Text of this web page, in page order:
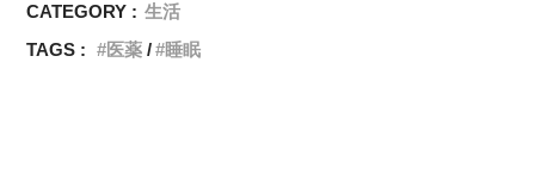
CATEGORY : 生活
TAGS :
医薬 睡眠